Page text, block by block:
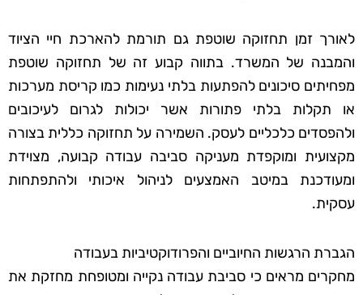
לאורך זמן תחזוקה שוטפת גם תורמת להארכת חיי הציוד
והמבנה של המשרד. בתווה קבוע זה של תחזוקה שוטפת
מפחיתים סיכונים להפתעות בלתי נעימות כמו קריסת מערכות
או תקלות בלתי פתורות אשר יכולות לגרום לעיכובים
ולהפסדים כלכליים לעסק. השמירה על תחזוקה כללית בצורה
מקצועית ומוקפדת מעניקה סביבה עבודה קבועה, מצוידת
ומעודכנת במיטב האמצעים לניהול איכותי ולהתפתחות
עסקית.
הגברת הרגשות החיוביים והפרודוקטיביות בעבודה
מחקרים מראים כי סביבת עבודה נקייה ומטופחת מחזקת את